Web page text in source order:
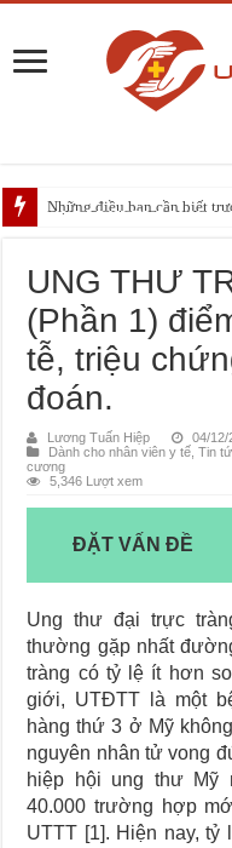
Những điều bạn cần biết
ĐẠI CƯƠNG VỀ U HẮC
Bài giảng: Chẩn đoán sớm
UNG THƯ
(Phần 1)
tễ, triệu
đoán.
Lương Tuấn Hiệp
04/12/
Dành cho nhân viên y tế ,Tin
cương
5,346 Lượt xem
ĐẶT VẤN ĐỀ
Ung thư đại trực
thường gặp nhất
tràng có tỷ lệ ít hơn
giới, UTĐTT là một
hàng thứ 3 ở Mỹ
nguyên nhân tử vong
hiệp hội ung thư Mỹ
40.000 trường hợp
UTTT [1]. Hiện nay,